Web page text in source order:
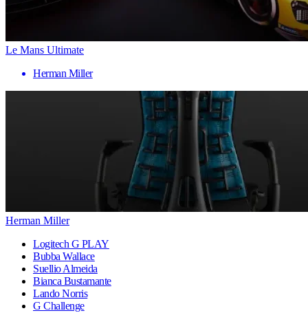
Le Mans Ultimate
Herman Miller
Herman Miller
Logitech G PLAY
Bubba Wallace
Suellio Almeida
Bianca Bustamante
Lando Norris
G Challenge